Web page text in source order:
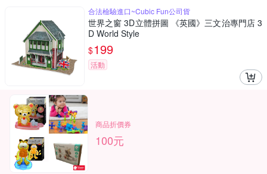
合法檢驗進口~Cubic Fun公司貨
世界之窗 3D立體拼圖 《英國》三文治專門店 3
D World Style
$199
活動
商品折價券
100元